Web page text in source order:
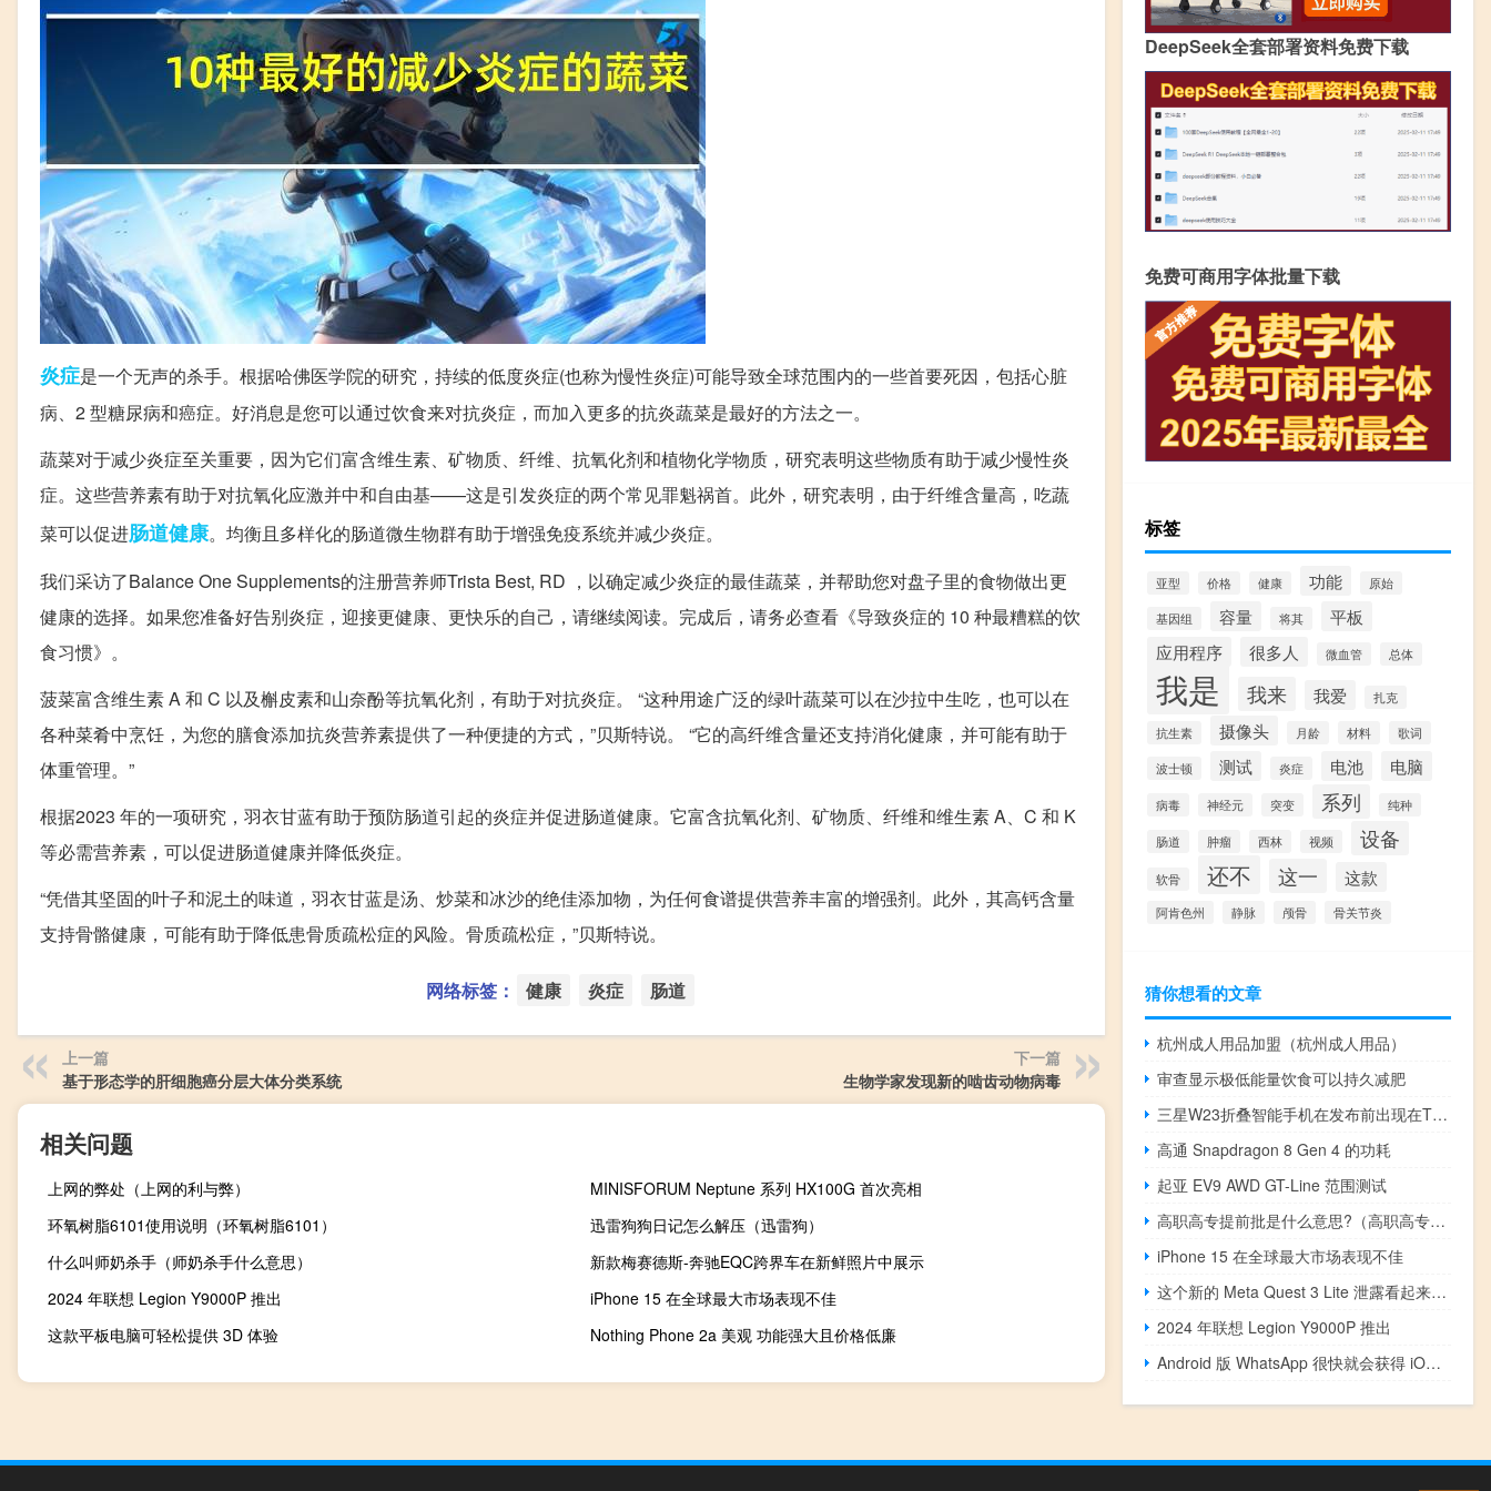
炎症是一个无声的杀手。根据哈佛医学院的研究，持续的低度炎症(也称为慢性炎症)可能导致全球范围内的一些首要死因，包括心脏
病、2 型糖尿病和癌症。好消息是您可以通过饮食来对抗炎症，而加入更多的抗炎蔬菜是最好的方法之一。
蔬菜对于减少炎症至关重要，因为它们富含维生素、矿物质、纤维、抗氧化剂和植物化学物质，研究表明这些物质有助于减少慢性炎
症。这些营养素有助于对抗氧化应激并中和自由基——这是引发炎症的两个常见罪魁祸首。此外，研究表明，由于纤维含量高，吃蔬
菜可以促进肠道健康。均衡且多样化的肠道微生物群有助于增强免疫系统并减少炎症。
我们采访了Balance One Supplements的注册营养师Trista Best, RD ，以确定减少炎症的最佳蔬菜，并帮助您对盘子里的食物做出更
健康的选择。如果您准备好告别炎症，迎接更健康、更快乐的自己，请继续阅读。完成后，请务必查看《导致炎症的 10 种最糟糕的饮
食习惯》。
菠菜富含维生素 A 和 C 以及槲皮素和山奈酚等抗氧化剂，有助于对抗炎症。 “这种用途广泛的绿叶蔬菜可以在沙拉中生吃，也可以在
各种菜肴中烹饪，为您的膳食添加抗炎营养素提供了一种便捷的方式，”贝斯特说。 “它的高纤维含量还支持消化健康，并可能有助于
体重管理。”
根据2023 年的一项研究，羽衣甘蓝有助于预防肠道引起的炎症并促进肠道健康。它富含抗氧化剂、矿物质、纤维和维生素 A、C 和 K
等必需营养素，可以促进肠道健康并降低炎症。
“凭借其坚固的叶子和泥土的味道，羽衣甘蓝是汤、炒菜和冰沙的绝佳添加物，为任何食谱提供营养丰富的增强剂。此外，其高钙含量
支持骨骼健康，可能有助于降低患骨质疏松症的风险。骨质疏松症，”贝斯特说。
网络标签： 健康 炎症 肠道
上一篇
基于形态学的肝细胞癌分层大体分类系统
下一篇
生物学家发现新的啮齿动物病毒
相关问题
上网的弊处（上网的利与弊）
MINISFORUM Neptune 系列 HX100G 首次亮相
环氧树脂6101使用说明（环氧树脂6101）
迅雷狗狗日记怎么解压（迅雷狗）
什么叫师奶杀手（师奶杀手什么意思）
新款梅赛德斯-奔驰EQC跨界车在新鲜照片中展示
2024 年联想 Legion Y9000P 推出
iPhone 15 在全球最大市场表现不佳
这款平板电脑可轻松提供 3D 体验
Nothing Phone 2a 美观 功能强大且价格低廉
DeepSeek全套部署资料免费下载
免费可商用字体批量下载
标签
亚型 价格 健康 功能 原始
基因组 容量 将其
平板
应用程序
很多人 微血管 总体
我是 我来 我爱 扎克
抗生素 摄像头 月龄 材料 歌词
波士顿 测试 炎症 电池 电脑
病毒 神经元 突变 系列 纯种
肠道 肿瘤 西林 视频 设备
软骨 还不 这一 这款
阿肯色州 静脉 颅骨 骨关节炎
猜你想看的文章
杭州成人用品加盟（杭州成人用品）
审查显示极低能量饮食可以持久减肥
三星W23折叠智能手机在发布前出现在TENAA
高通 Snapdragon 8 Gen 4 的功耗
起亚 EV9 AWD GT-Line 范围测试
高职高专提前批是什么意思?（高职高专提前批是什么意思）
iPhone 15 在全球最大市场表现不佳
这个新的 Meta Quest 3 Lite 泄露看起来很疯狂
2024 年联想 Legion Y9000P 推出
Android 版 WhatsApp 很快就会获得 iOS 独有的功能